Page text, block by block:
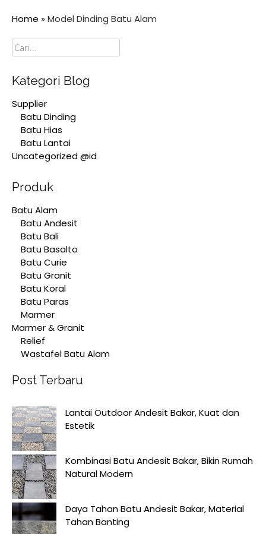
Home » Model Dinding Batu Alam
Cari
Kategori Blog
Supplier
Batu Dinding
Batu Hias
Batu Lantai
Uncategorized @id
Produk
Batu Alam
Batu Andesit
Batu Bali
Batu Basalto
Batu Curie
Batu Granit
Batu Koral
Batu Paras
Marmer
Marmer & Granit
Relief
Wastafel Batu Alam
Post Terbaru
Lantai Outdoor Andesit Bakar, Kuat dan
Estetik
Kombinasi Batu Andesit Bakar, Bikin Rumah
Natural Modern
Daya Tahan Batu Andesit Bakar, Material
Tahan Banting